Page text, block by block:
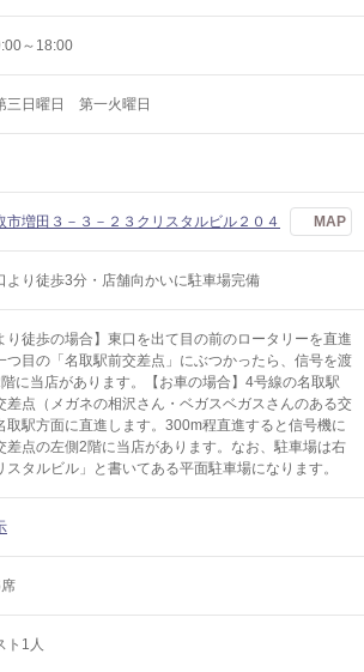
～18:00
三日曜日 第一火曜日
市増田３－３－２３クリスタルビル２０４ MAP
より徒歩3分・店舗向かいに駐車場完備
り徒歩の場合】東口を出て目の前のロータリーを直進
つ目の「名取駅前交差点」にぶつかったら、信号を渡
に当店があります。【お車の場合】4号線の名取駅
差点（メガネの相沢さん・ベガスベガスさんのある交
取駅方面に直進します。300m程直進すると信号機に
差点の左側2階に当店があります。なお、駐車場は右
スタルビル」と書いてある平面駐車場になります。
ト1人